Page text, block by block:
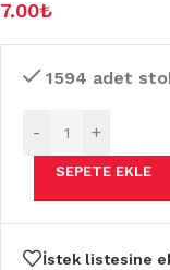
7.00₺
1594 adet
- +
SEPETE EKLE
İstek listesine